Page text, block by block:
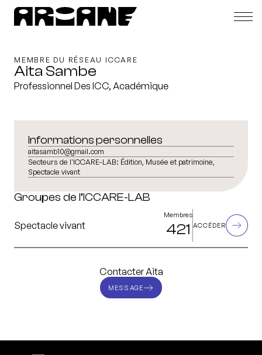
MEMBRE DU RÉSEAU ICCARE
Aita Sambe
Professionnel Des ICC, Académique
Informations personnelles
aitasamb10@gmail.com
Secteurs de l'ICCARE-LAB: Édition, Musée et patrimoine,
Spectacle vivant
Groupes de l’ICCARE-LAB
Spectacle vivant
Membres
421 ACCÉDER
Contacter Aita
MESSAGE